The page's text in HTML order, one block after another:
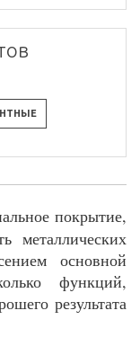
покрытие,
металлических
основной
функций,
результата